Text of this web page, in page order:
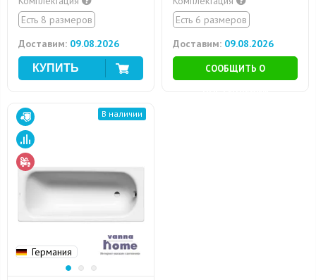
Есть 8 размеров
Доставим: 09.08.2026
Есть 6 размеров
Доставим: 09.08.2026
СООБЩИТЬ О
Германия
В наличии